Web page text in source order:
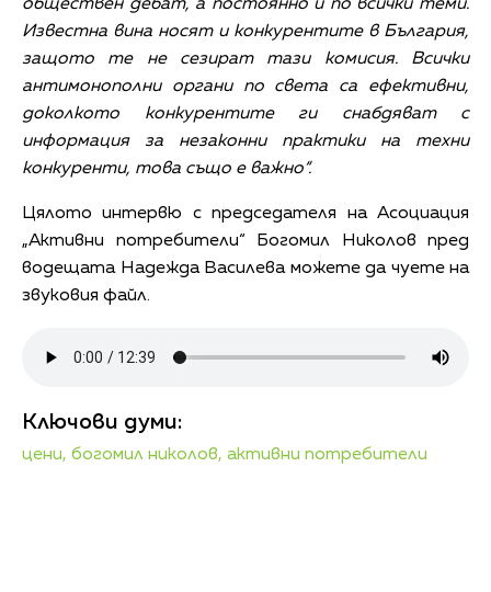
обществен дебат, а постоянно и по всички теми.
Известна вина носят и конкурентите в България,
защото те не сезират тази комисия. Всички
антимонополни органи по света са ефективни,
доколкото конкурентите ги снабдяват с
информация за незаконни практики на техни
конкуренти, това също е важно“.
Цялото интервю с председателя на Асоциация
„Активни потребители“ Богомил Николов пред
водещата Надежда Василева можете да чуете на
звуковия файл.
Ключови думи:
цени, богомил николов, активни потребители